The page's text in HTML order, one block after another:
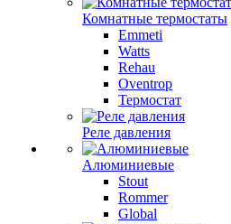
Комнатные термостаты
Emmeti
Watts
Rehau
Oventrop
Термостат
Реле давления
Алюминиевые
Stout
Rommer
Global